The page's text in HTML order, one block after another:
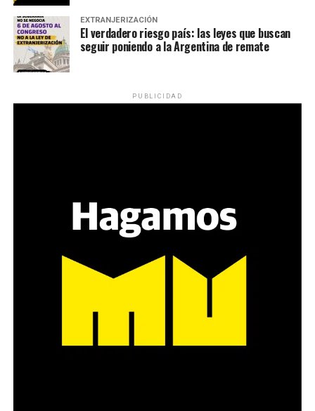
EXTRANJERIZACIÓN
El verdadero riesgo país: las leyes que buscan
seguir poniendo a la Argentina de remate
PUBLICIDAD